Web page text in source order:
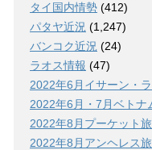
タイ国内情勢 (412)
パタヤ近況 (1,247)
バンコク近況 (24)
ラオス情報 (47)
2022年6月イサーン・
2022年6月・7月ベトナ
2022年8月プーケット
2022年8月アンヘレス